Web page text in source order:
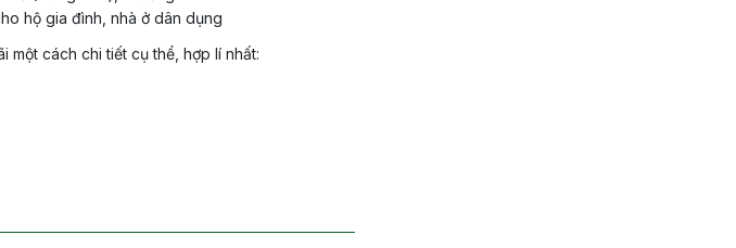
hộ gia đình, nhà ở dân dụng
cách chi tiết cụ thể, hợp lí nhất: